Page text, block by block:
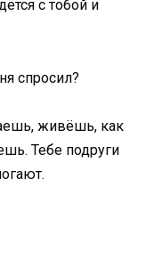
с тобой и
спросил?
живёшь, как
Тебе подруги